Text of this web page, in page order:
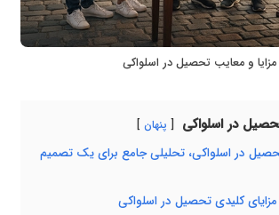
مزایا و معایب تحصیل در اسلواکی
در اسلواکی پنهان
در اسلواکی، تحلیلی جامع برای یک تصمیم
کلیدی تحصیل در اسلواکی